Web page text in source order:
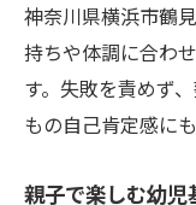
神奈川県横浜市鶴
持ちや体調に合わ
す。失敗を責めず
もの自己肯定感に
親子で楽しむ幼児